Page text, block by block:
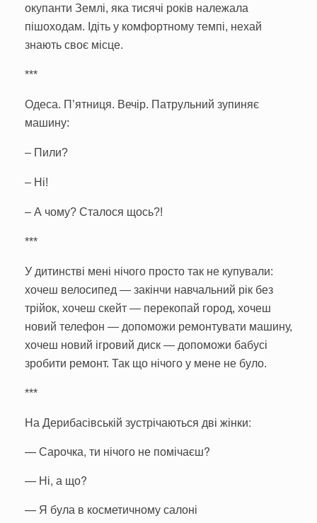
окупанти Землі, яка тисячі років належала
пішоходам. Ідіть у комфортному темпі, нехай
знають своє місце.
***
Одеса. П’ятниця. Вечір. Патрульний зупиняє
машину:
– Пили?
– Ні!
– А чому? Сталося щось?!
***
У дитинстві мені нічого просто так не купували:
хочеш велосипед — закінчи навчальний рік без
трійок, хочеш скейт — перекопай город, хочеш
новий телефон — допоможи ремонтувати машину,
хочеш новий ігровий диск — допоможи бабусі
зробити ремонт. Так що нічого у мене не було.
***
На Дерибасівській зустрічаються дві жінки:
—Сарочка, ти нічого не помічаєш?
— Ні, а що?
— Я була в косметичному салоні